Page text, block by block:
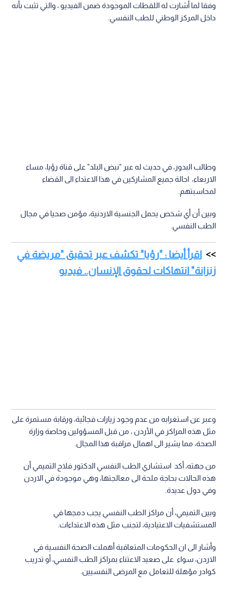
وفقا لما أشارت له اللقطات الموجودة ضمن الفيديو ، والتي تثبت بأنه
داخل المركز الوطني للطب النفسي.
وطالب البدور، في حديث له عبر "نبض البلد" على قناة رؤيا، مساء
الاربعاء، احالة جميع المشاركين في هذا الاعتداء الى القضاء
لمحاسبتهم.
وبين أن أي شخص يحمل الجنسية الاردنية، مؤمن صحيا في مجال
الطب النفسي.
اقرأ أيضا : "رؤيا" تكشف عبر تحقيق "مريضة في
زنزانة" انتهاكات لحقوق الإنسان.. فيديو
وعبر عن استغرابه من عدم وجود زيارات فجائية، ورقابة مستمرة على
مثل هذه المراكز في الأردن ، من قبل المسؤولين وخاصة وزارة
الصحة، مما يشير الى اهمال مراقبة هذا المجال.
من جهته، أكد استشاري الطب النفسي الدكتور فلاح التميمي أن
هذه الحالات بحاجة ملحة الى معالجتها، وهي موجودة في الاردن
وفي دول عديدة.
وبين التميمي، أن مراكز الطب النفسي يجب دمجها في
المستشفيات الاعتيادية، لتجنب مثل هذه الاعتداءات.
وأشار الى ان الحكومات المتعاقبة أهملت الصحة النفسية في
الاردن، سواء على صعيد الاعتناء بمراكز الطب النفسي، أو تدريب
كوادر مؤهلة للتعامل مع المرضى النفسيين.